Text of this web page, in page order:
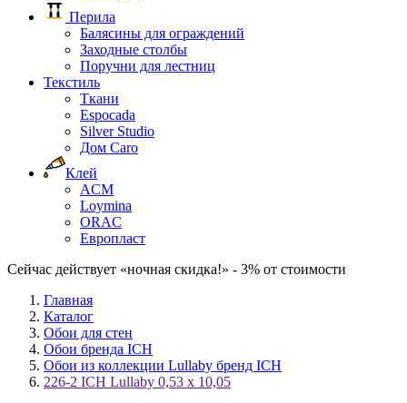
Перила
Балясины для ограждений
Заходные столбы
Поручни для лестниц
Текстиль
Ткани
Espocada
Silver Studio
Дом Caro
Клей
ACM
Loymina
ORAC
Европласт
Сейчас действует «ночная скидка!» - 3% от стоимости
Главная
Каталог
Обои для стен
Обои бренда ICH
Обои из коллекции Lullaby бренд ICH
226-2 ICH Lullaby 0,53 x 10,05